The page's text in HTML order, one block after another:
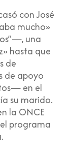
con José
mucho»
una
hasta que
de
de apoyo
en el
su marido.
la ONCE
programa